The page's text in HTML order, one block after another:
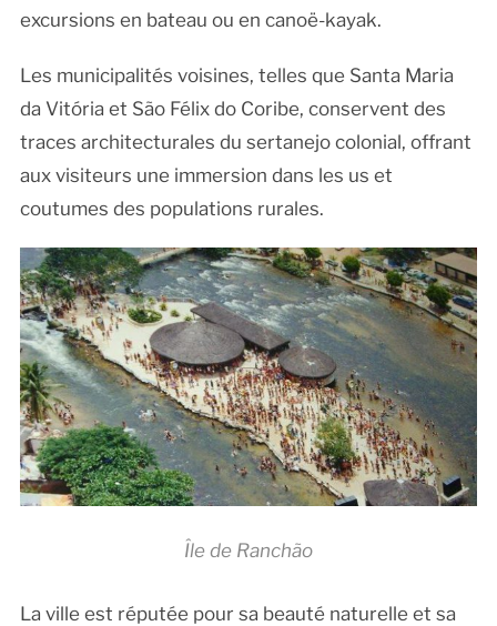
excursions en bateau ou en canoë-kayak.
Les municipalités voisines, telles que Santa Maria
da Vitória et São Félix do Coribe, conservent des
traces architecturales du sertanejo colonial, offrant
aux visiteurs une immersion dans les us et
coutumes des populations rurales.
Île de Ranchão
La ville est réputée pour sa beauté naturelle et sa